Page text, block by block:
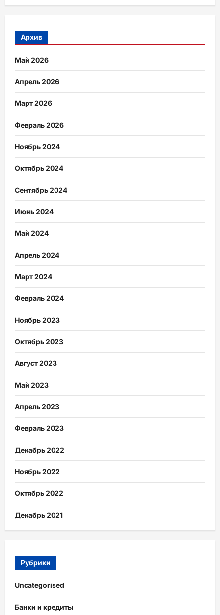
Архив
Май 2026
Апрель 2026
Март 2026
Февраль 2026
Ноябрь 2024
Октябрь 2024
Сентябрь 2024
Июнь 2024
Май 2024
Апрель 2024
Март 2024
Февраль 2024
Ноябрь 2023
Октябрь 2023
Август 2023
Май 2023
Апрель 2023
Февраль 2023
Декабрь 2022
Ноябрь 2022
Октябрь 2022
Декабрь 2021
Рубрики
Uncategorised
Банки и кредиты